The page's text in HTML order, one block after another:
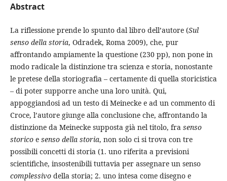
Abstract
La riflessione prende lo spunto dal libro dell’autore (Sul
senso della storia, Odradek, Roma 2009), che, pur
affrontando ampiamente la questione (230 pp), non pone in
modo radicale la distinzione tra scienza e storia, nonostante
le pretese della storiografia – certamente di quella storicistica
– di poter supporre anche una loro unità. Qui,
appoggiandosi ad un testo di Meinecke e ad un commento di
Croce, l’autore giunge alla conclusione che, affrontando la
distinzione da Meinecke supposta già nel titolo, fra senso
storicoe senso della storia, non solo ci si trova con tre
possibili concetti di storia (1. uno riferita a previsioni
scientifiche, insostenibili tuttavia per assegnare un senso
complessivodella storia; 2. uno intesa come disegno e